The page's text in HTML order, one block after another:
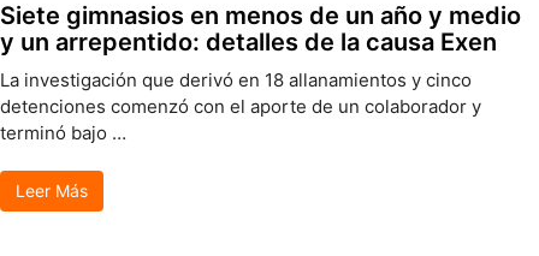
Siete gimnasios en menos de un año y medio
y un arrepentido: detalles de la causa Exen
La investigación que derivó en 18 allanamientos y cinco
detenciones comenzó con el aporte de un colaborador y
terminó bajo …
Leer Más